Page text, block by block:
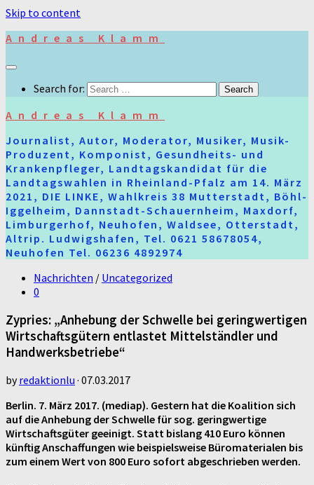
Skip to content
Andreas Klamm
Search for:
Andreas Klamm
Journalist, Autor, Moderator, Musiker, Musik-
Produzent, Komponist, Gesundheits- und
Krankenpfleger, Landtagskandidat für die
Landtagswahlen in Rheinland-Pfalz am 14. März
2021, DIE LINKE, Wahlkreis 38 Mutterstadt, Böhl-
Iggelheim, Dannstadt-Schauernheim, Maxdorf,
Limburgerhof, Neuhofen, Waldsee, Otterstadt,
Altrip. Ludwigshafen, Tel. 0621 58678054,
Neuhofen Tel. 06236 4892974
Nachrichten / Uncategorized
0
Zypries: „Anhebung der Schwelle bei geringwertigen
Wirtschaftsgütern entlastet Mittelständler und
Handwerksbetriebe“
byredaktionlu · 07.03.2017
Berlin. 7. März 2017. (mediap). Gestern hat die Koalition sich
auf die Anhebung der Schwelle für sog. geringwertige
Wirtschaftsgüter geeinigt. Statt bislang 410 Euro können
künftig Anschaffungen wie beispielsweise Büromaterialen bis
zum einem Wert von 800 Euro sofort abgeschrieben werden.